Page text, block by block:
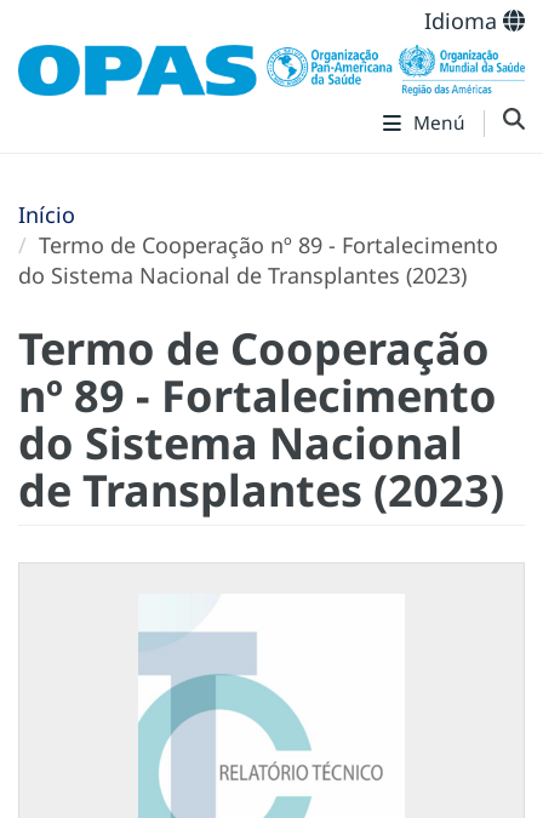
Idioma
Menú
Início
Termo de Cooperação nº 89 - Fortalecimento
do Sistema Nacional de Transplantes (2023)
Termo de Cooperação
nº 89 - Fortalecimento
do Sistema Nacional
de Transplantes (2023)